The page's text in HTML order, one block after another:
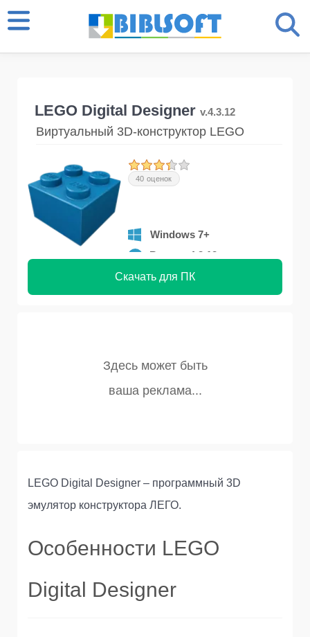
LEGO Digital Designer v.4.3.12
Виртуальный 3D-конструктор LEGO
40 оценок
Windows 7+
Версия 4.3.12
Скачать для ПК
LEGO Digital Designer – программный 3D
эмулятор конструктора ЛЕГО.
Особенности LEGO
Digital Designer